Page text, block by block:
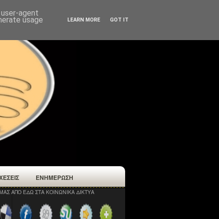
ΕΝΗΜΕΡΩΣΗ
ΑΠΟ ΕΔΩ ΣΤΑ ΚΟΙΝΩΝΙΚΑ ΔΙΚΤΥΑ
agent
usage LEARN MORE GOT IT